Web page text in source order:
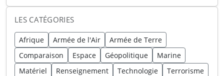
LES CATÉGORIES
Afrique Armée de l'Air
Armée de Terre
Comparaison
Espace Géopolitique
Marine
Matériel
Renseignement Technologie
Terrorisme